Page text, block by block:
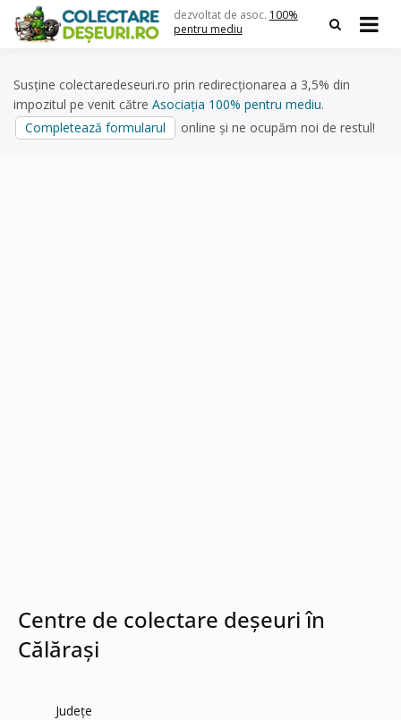
content
dezvoltat de asoc. 100%
pentru mediu
Susține colectaredeseuri.ro prin redirecționarea a 3,5% din
impozitul pe venit către Asociația 100% pentru mediu.
Completează formularul
online și ne ocupăm noi de restul!
Centre de colectare deșeuri în
Călărași
Județe